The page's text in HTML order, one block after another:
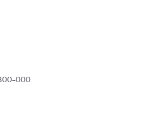
000